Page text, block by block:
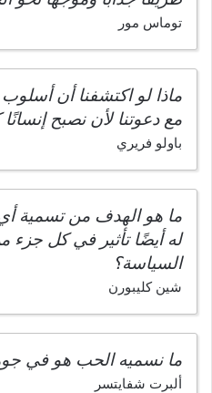
توماس مور
ماذا لو اكتشفنا أن أسلوب
مع دعوتنا لأن نصبح إنسانًا
باولو فريري
ما هو الهدف من تسمية
له أيضًا تأثير في كل جزء
السياسة؟
شين كليبورن
ما نسميه الحب هو في
ألبرت شفايتسر